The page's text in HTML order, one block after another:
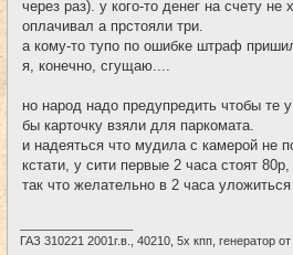
через раз). у кого-то денег на счету не
оплачивал а прстояли три.
а кому-то тупо по ошибке штраф
я, конечно, сгущаю....
но народ надо предупредить чтобы те
бы карточку взяли для паркомата.
и надеяться что мудила с камерой не
кстати, у сити первые 2 часа стоят
так что желательно в 2 часа уложиться
ГАЗ 310221 2001г.в., 40210, 5х кпп, генератор